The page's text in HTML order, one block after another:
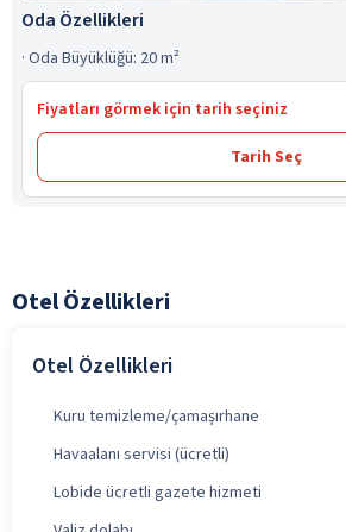
Oda Özellikleri
· Oda Büyüklüğü: 20 m²
Fiyatları görmek için tarih seçiniz
Tarih Seç
Otel Özellikleri
Otel Özellikleri
Kuru temizleme/çamaşırhane
Havaalanı servisi (ücretli)
Lobide ücretli gazete hizmeti